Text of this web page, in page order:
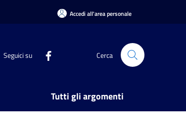
Accedi all'area personale
Seguici su Cerca
Tutti gli argomenti